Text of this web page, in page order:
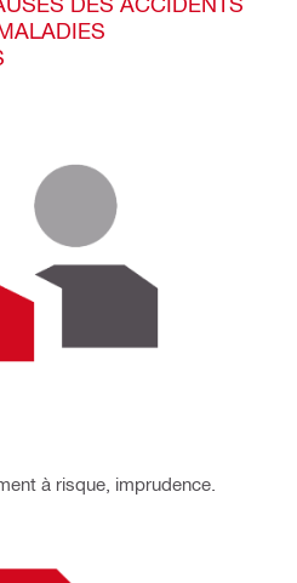
à risque, imprudence.